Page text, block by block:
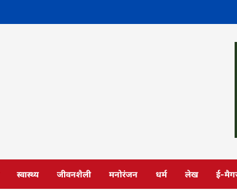
स्वास्थ्य जीवनशैली मनोरंजन धर्म लेख ई-